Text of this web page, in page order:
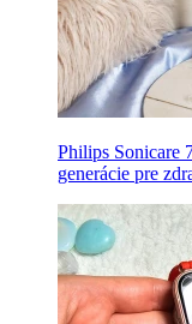
Philips Sonicare
generácie pre